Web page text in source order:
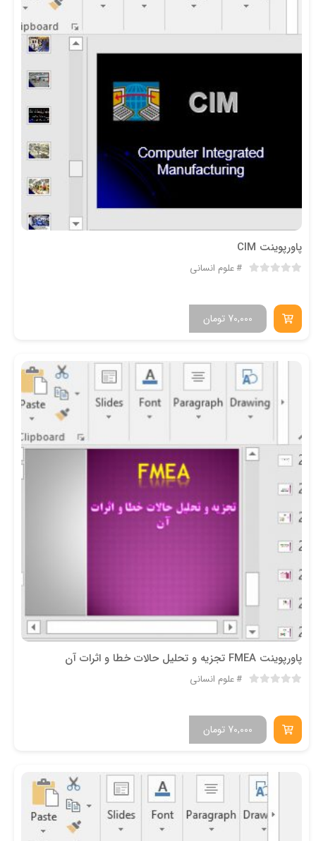
پاورپوینت CIM
علوم انسانی
تومان 70,000
پاورپوینت FMEA تجزیه و تحلیل حالات خطا و اثرات آن
علوم انسانی
تومان 70,000